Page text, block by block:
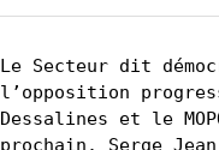
Le Secteur dit
l’opposition
Dessalines et le
prochain. Serge